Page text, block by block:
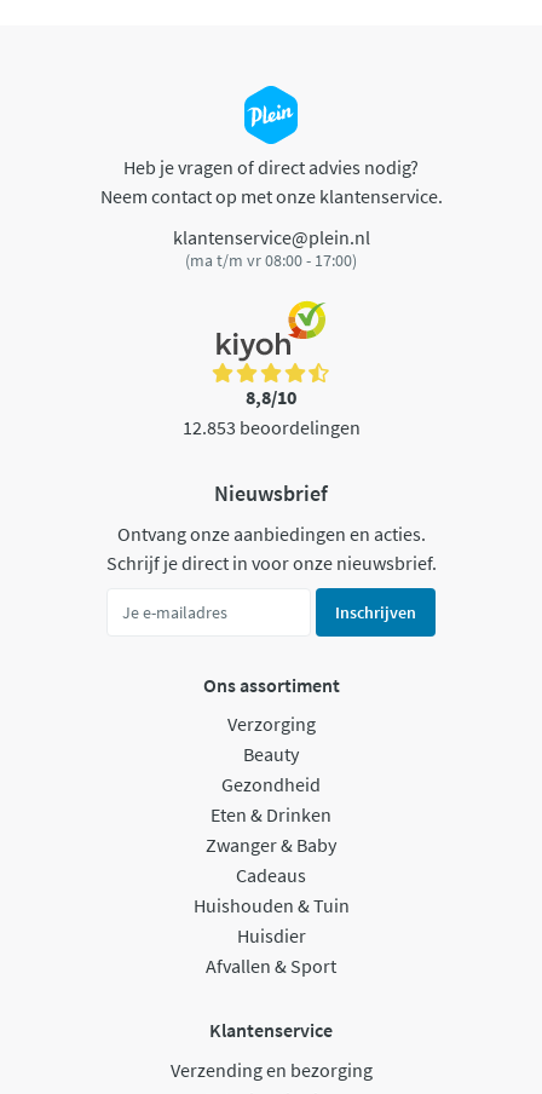
Heb je vragen of direct advies nodig?
Neem contact op met onze klantenservice.
klantenservice@plein.nl
(ma t/m vr 08:00 - 17:00)
8,8/10
12.853 beoordelingen
Nieuwsbrief
Ontvang onze aanbiedingen en acties.
Schrijf je direct in voor onze nieuwsbrief.
Inschrijven
Ons assortiment
Verzorging
Beauty
Gezondheid
Eten & Drinken
Zwanger & Baby
Cadeaus
Huishouden & Tuin
Huisdier
Afvallen & Sport
Klantenservice
Verzending en bezorging